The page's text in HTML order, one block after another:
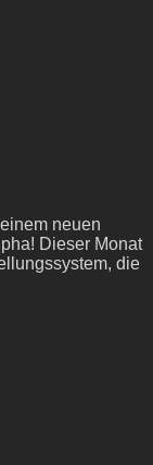
neuen
Dieser Monat
die